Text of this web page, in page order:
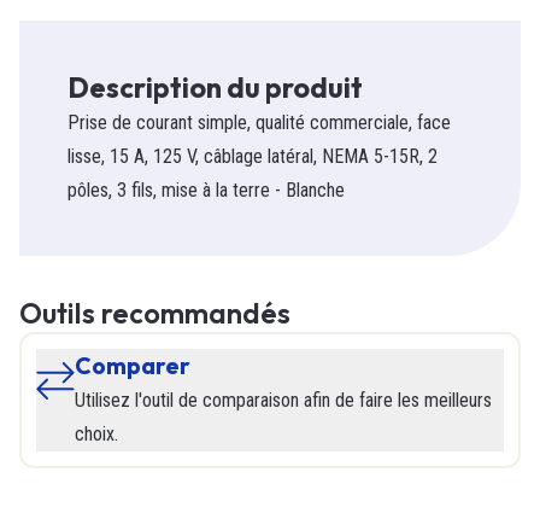
Description du produit
Prise de courant simple, qualité commerciale, face
lisse, 15 A, 125 V, câblage latéral, NEMA 5-15R, 2
pôles, 3 fils, mise à la terre - Blanche
Outils recommandés
Comparer
Utilisez l'outil de comparaison afin de faire les meilleurs
choix.